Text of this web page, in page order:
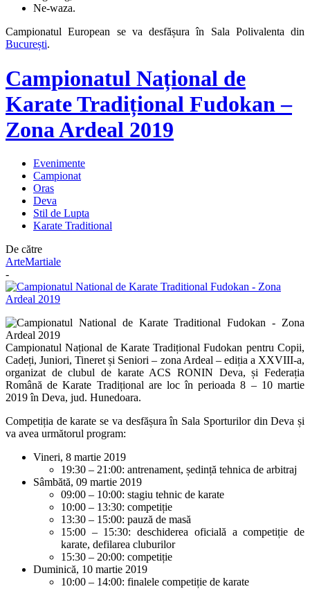
Ne-waza.
Campionatul European se va desfășura în Sala Polivalenta din
București.
Campionatul Național de
Karate Tradițional Fudokan –
Zona Ardeal 2019
Evenimente
Campionat
Oras
Deva
Stil de Lupta
Karate Traditional
De către
ArteMartiale
-
Campionatul Național de Karate Tradițional Fudokan pentru Copii,
Cadeți, Juniori, Tineret și Seniori – zona Ardeal – ediția a XXVIII-a,
organizat de clubul de karate ACS RONIN Deva, și Federația
Română de Karate Tradițional are loc în perioada 8 – 10 martie
2019 în Deva, jud. Hunedoara.
Competiția de karate se va desfășura în Sala Sporturilor din Deva și
va avea următorul program:
Vineri, 8 martie 2019
19:30 – 21:00: antrenament, ședință tehnica de arbitraj
Sâmbătă, 09 martie 2019
09:00 – 10:00: stagiu tehnic de karate
10:00 – 13:30: competiție
13:30 – 15:00: pauză de masă
15:00 – 15:30: deschiderea oficială a competiție de
karate, defilarea cluburilor
15:30 – 20:00: competiție
Duminică, 10 martie 2019
10:00 – 14:00: finalele competiție de karate